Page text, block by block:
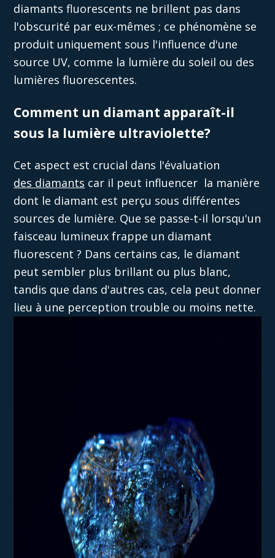
diamants fluorescents ne brillent pas dans
l'obscurité par eux-mêmes ; ce phénomène se
produit uniquement sous l'influence d'une
source UV, comme la lumière du soleil ou des
lumières fluorescentes.
Comment un diamant apparaît-il
sous la lumière ultraviolette?
Cet aspect est crucial dans l'évaluation
des diamants car il peut influencer la manière
dont le diamant est perçu sous différentes
sources de lumière. Que se passe-t-il lorsqu'un
faisceau lumineux frappe un diamant
fluorescent ? Dans certains cas, le diamant
peut sembler plus brillant ou plus blanc,
tandis que dans d'autres cas, cela peut donner
lieu à une perception trouble ou moins nette.